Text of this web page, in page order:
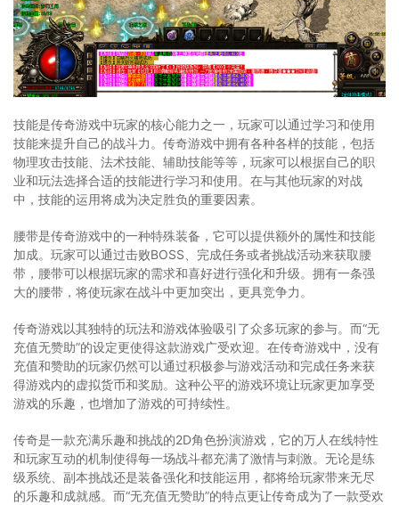
技能是传奇游戏中玩家的核心能力之一，玩家可以通过学习和使用
技能来提升自己的战斗力。传奇游戏中拥有各种各样的技能，包括
物理攻击技能、法术技能、辅助技能等等，玩家可以根据自己的职
业和玩法选择合适的技能进行学习和使用。在与其他玩家的对战
中，技能的运用将成为决定胜负的重要因素。
腰带是传奇游戏中的一种特殊装备，它可以提供额外的属性和技能
加成。玩家可以通过击败BOSS、完成任务或者挑战活动来获取腰
带，腰带可以根据玩家的需求和喜好进行强化和升级。拥有一条强
大的腰带，将使玩家在战斗中更加突出，更具竞争力。
传奇游戏以其独特的玩法和游戏体验吸引了众多玩家的参与。而“无
充值无赞助”的设定更使得这款游戏广受欢迎。在传奇游戏中，没有
充值和赞助的玩家仍然可以通过积极参与游戏活动和完成任务来获
得游戏内的虚拟货币和奖励。这种公平的游戏环境让玩家更加享受
游戏的乐趣，也增加了游戏的可持续性。
传奇是一款充满乐趣和挑战的2D角色扮演游戏，它的万人在线特性
和玩家互动的机制使得每一场战斗都充满了激情与刺激。无论是练
级系统、副本挑战还是装备强化和技能运用，都将给玩家带来无尽
的乐趣和成就感。而“无充值无赞助”的特点更让传奇成为了一款受欢